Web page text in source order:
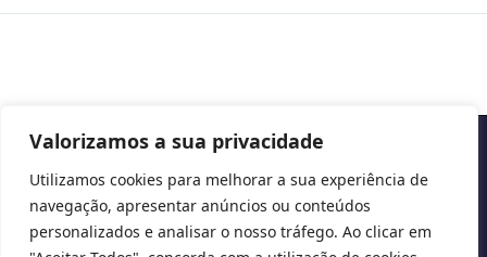
Valorizamos a sua privacidade
Utilizamos cookies para melhorar a sua experiência de
navegação, apresentar anúncios ou conteúdos
personalizados e analisar o nosso tráfego. Ao clicar em
Copyright © 2026 Cascais International Health Forum
Powered bymarketividade.com